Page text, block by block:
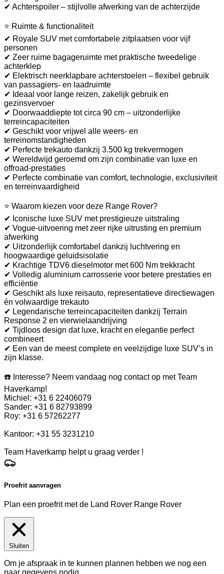
✔ Achterspoiler – stijlvolle afwerking van de achterzijde
⭐ Ruimte & functionaliteit
✔ Royale SUV met comfortabele zitplaatsen voor vijf
personen
✔ Zeer ruime bagageruimte met praktische tweedelige
achterklep
✔ Elektrisch neerklapbare achterstoelen – flexibel gebruik
van passagiers- en laadruimte
✔ Ideaal voor lange reizen, zakelijk gebruik en
gezinsvervoer
✔ Doorwaaddiepte tot circa 90 cm – uitzonderlijke
terreincapaciteiten
✔ Geschikt voor vrijwel alle weers- en
terreinomstandigheden
✔ Perfecte trekauto dankzij 3.500 kg trekvermogen
✔ Wereldwijd geroemd om zijn combinatie van luxe en
offroad-prestaties
✔ Perfecte combinatie van comfort, technologie, exclusiviteit
en terreinvaardigheid
⭐ Waarom kiezen voor deze Range Rover?
✔ Iconische luxe SUV met prestigieuze uitstraling
✔ Vogue-uitvoering met zeer rijke uitrusting en premium
afwerking
✔ Uitzonderlijk comfortabel dankzij luchtvering en
hoogwaardige geluidsisolatie
✔ Krachtige TDV6 dieselmotor met 600 Nm trekkracht
✔ Volledig aluminium carrosserie voor betere prestaties en
efficiëntie
✔ Geschikt als luxe reisauto, representatieve directiewagen
én volwaardige trekauto
✔ Legendarische terreincapaciteiten dankzij Terrain
Response 2 en vierwielaandrijving
✔ Tijdloos design dat luxe, kracht en elegantie perfect
combineert
✔ Een van de meest complete en veelzijdige luxe SUV’s in
zijn klasse.
☎️ Interesse? Neem vandaag nog contact op met Team
Haverkamp!
Michiel: +31 6 22406079
Sander: +31 6 82793899
Roy: +31 6 57262277
Kantoor: +31 55 3231210
Team Haverkamp helpt u graag verder !
Proefrit aanvragen
Plan een proefrit met de Land Rover Range Rover
Sluiten
Om je afspraak in te kunnen plannen hebben we nog een
paar gegevens nodig.